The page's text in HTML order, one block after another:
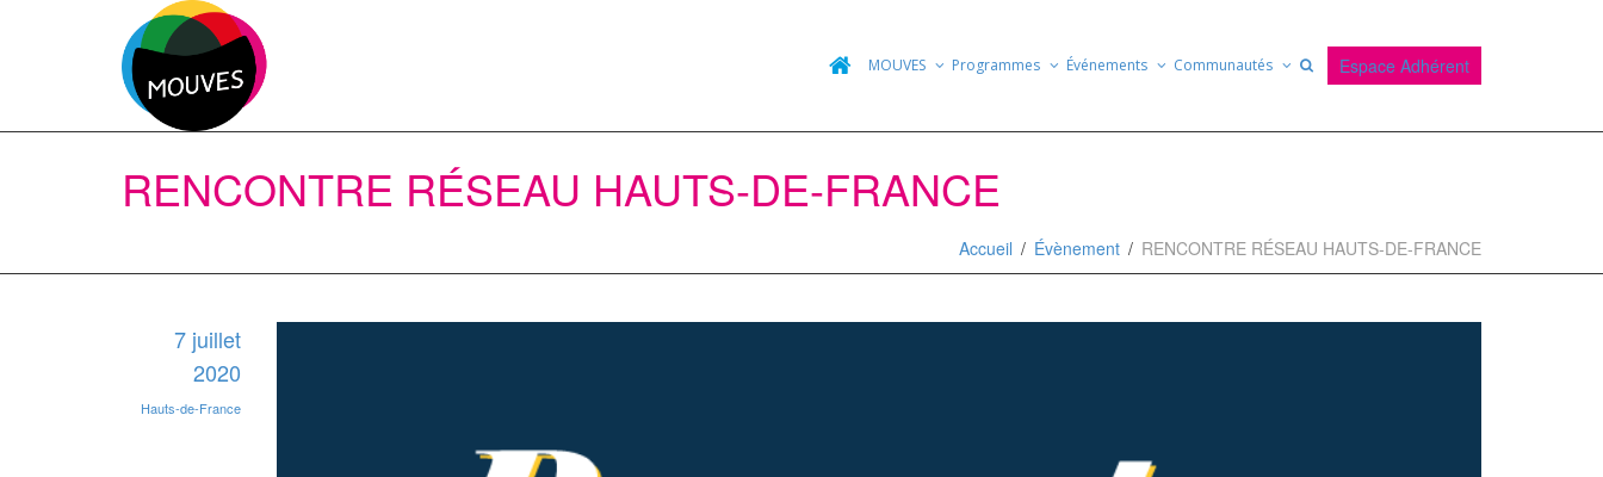
MOUVES Programmes Événements Communautés Espace Adhérent
RENCONTRE RÉSEAU HAUTS-DE-FRANCE
Accueil Évènement RENCONTRE RÉSEAU HAUTS-DE-FRANCE
7 juillet
2020
Hauts-de-France